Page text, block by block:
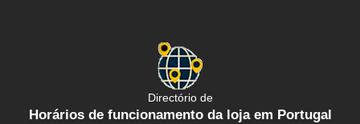
Directório de
Horários de funcionamento da loja em Portugal